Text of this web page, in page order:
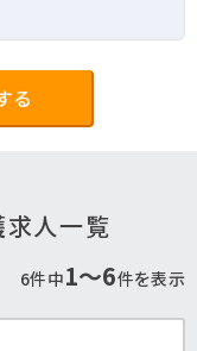
る
求人一覧
6件中1〜6件を表示